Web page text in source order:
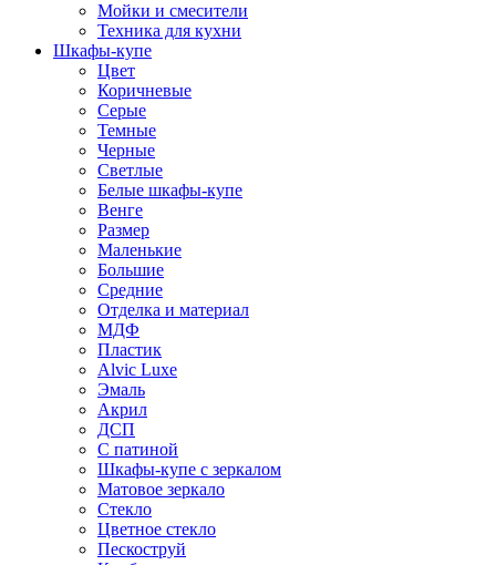
Мойки и смесители
Техника для кухни
Шкафы-купе
Цвет
Коричневые
Серые
Темные
Черные
Светлые
Белые шкафы-купе
Венге
Размер
Маленькие
Большие
Средние
Отделка и материал
МДФ
Пластик
Alvic Luxe
Эмаль
Акрил
ДСП
С патиной
Шкафы-купе с зеркалом
Матовое зеркало
Стекло
Цветное стекло
Пескоструй